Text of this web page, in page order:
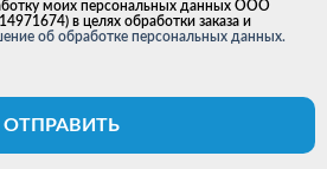
моих персональных данных ООО
в целях обработки заказа и
об обработке персональных данных.
ОТПРАВИТЬ